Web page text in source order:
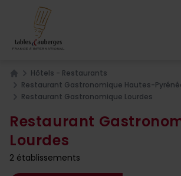
Home
Hôtels - Restaurants
Restaurant Gastronomique Hautes-
Restaurant Gastronomique Lourdes
Restaurant
Lourdes
2 établissements